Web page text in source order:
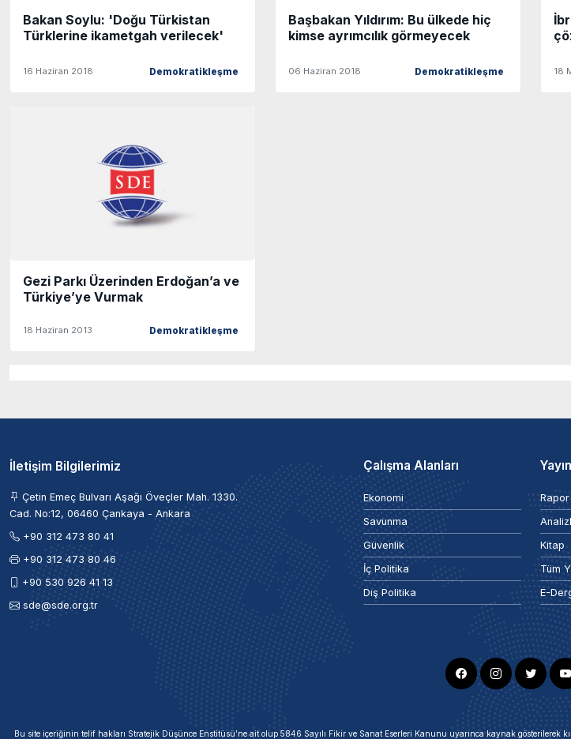
Bakan Soylu: 'Doğu Türkistan
Türklerine ikametgah verilecek'
16 Haziran 2018 Demokratikleşme
Başbakan Yıldırım: Bu ülkede hiç
kimse ayrımcılık görmeyecek
06 Haziran 2018 Demokratikleşme 18
Gezi Parkı Üzerinden Erdoğan’a ve
Türkiye’ye Vurmak
18 Haziran 2013 Demokratikleşme
İletişim Bilgilerimiz
Çetin Emeç Bulvarı Aşağı Öveçler Mah. 1330.
Cad. No:12, 06460 Çankaya - Ankara
+90 312 473 80 41
+90 312 473 80 46
+90 530 926 41 13
sde@sde.org.tr
Çalışma Alanları
Ekonomi
Savunma
Güvenlik
İç Politika
Dış Politika
Rapor
Kitap
Tüm
E-
Bu site içeriğinin telif hakları Stratejik Düşünce Enstitüsü’ne ait olup 5846 Sayılı Fikir ve Sanat Eserleri Kanunu uyarınca kaynak gösterilerek